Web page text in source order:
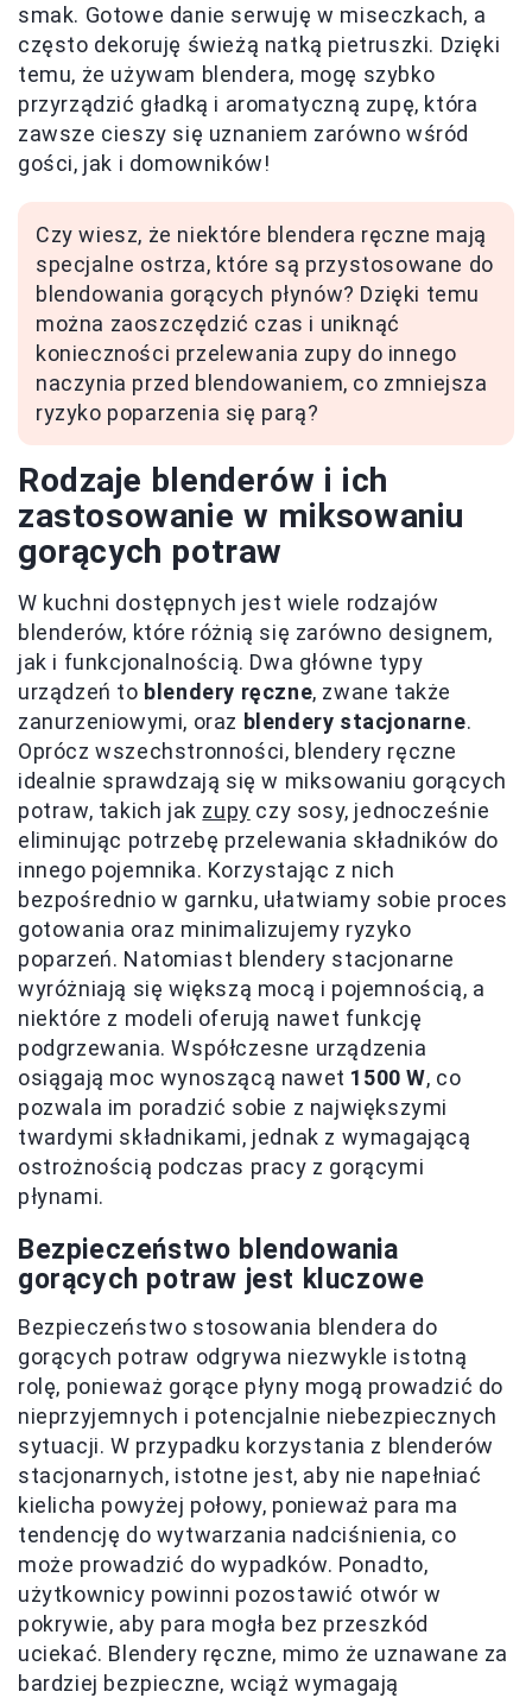
smak. Gotowe danie serwuję w miseczkach, a
często dekoruję świeżą natką pietruszki. Dzięki
temu, że używam blendera, mogę szybko
przyrządzić gładką i aromatyczną zupę, która
zawsze cieszy się uznaniem zarówno wśród
gości, jak i domowników!
Czy wiesz, że niektóre blendera ręczne mają
specjalne ostrza, które są przystosowane do
blendowania gorących płynów? Dzięki temu
można zaoszczędzić czas i uniknąć
konieczności przelewania zupy do innego
naczynia przed blendowaniem, co zmniejsza
ryzyko poparzenia się parą?
Rodzaje blenderów i ich
zastosowanie w miksowaniu
gorących potraw
W kuchni dostępnych jest wiele rodzajów
blenderów, które różnią się zarówno designem,
jak i funkcjonalnością. Dwa główne typy
urządzeń to blendery ręczne, zwane także
zanurzeniowymi, oraz blendery stacjonarne.
Oprócz wszechstronności, blendery ręczne
idealnie sprawdzają się w miksowaniu gorących
potraw, takich jak zupy czy sosy, jednocześnie
eliminując potrzebę przelewania składników do
innego pojemnika. Korzystając z nich
bezpośrednio w garnku, ułatwiamy sobie proces
gotowania oraz minimalizujemy ryzyko
poparzeń. Natomiast blendery stacjonarne
wyróżniają się większą mocą i pojemnością, a
niektóre z modeli oferują nawet funkcję
podgrzewania. Współczesne urządzenia
osiągają moc wynoszącą nawet 1500 W, co
pozwala im poradzić sobie z największymi
twardymi składnikami, jednak z wymagającą
ostrożnością podczas pracy z gorącymi
płynami.
Bezpieczeństwo blendowania
gorących potraw jest kluczowe
Bezpieczeństwo stosowania blendera do
gorących potraw odgrywa niezwykle istotną
rolę, ponieważ gorące płyny mogą prowadzić do
nieprzyjemnych i potencjalnie niebezpiecznych
sytuacji. W przypadku korzystania z blenderów
stacjonarnych, istotne jest, aby nie napełniać
kielicha powyżej połowy, ponieważ para ma
tendencję do wytwarzania nadciśnienia, co
może prowadzić do wypadków. Ponadto,
użytkownicy powinni pozostawić otwór w
pokrywie, aby para mogła bez przeszkód
uciekać. Blendery ręczne, mimo że uznawane za
bardziej bezpieczne, wciąż wymagają